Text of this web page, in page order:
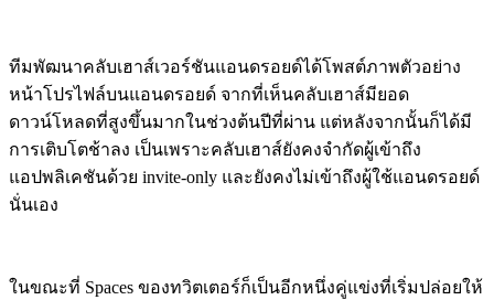
ทีมพัฒนาคลับเฮาส์เวอร์ชันแอนดรอยด์ได้โพสต์ภาพตัวอย่าง
หน้าโปรไฟล์บนแอนดรอยด์ จากที่เห็นคลับเฮาส์มียอด
ดาวน์โหลดที่สูงขึ้นมากในช่วงต้นปีที่ผ่าน แต่หลังจากนั้นก็ได้มี
การเติบโตช้าลง เป็นเพราะคลับเฮาส์ยังคงจำกัดผู้เข้าถึง
แอปพลิเคชันด้วย invite-only และยังคงไม่เข้าถึงผู้ใช้แอนดรอยด์
นั่นเอง
ในขณะที่ Spaces ของทวิตเตอร์ก็เป็นอีกหนึ่งคู่แข่งที่เริ่มปล่อยให้